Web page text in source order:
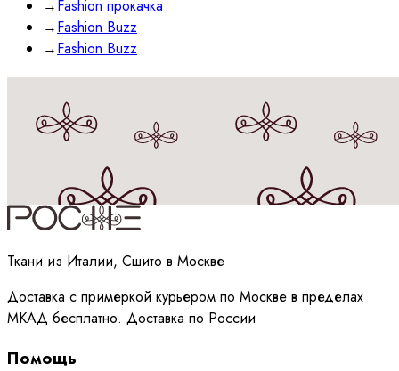
→ Fashion прокачка
→Fashion Buzz
→Fashion Buzz
Принимаюполитикуобработки данных
Ткани из Италии, Сшито в Москве
Доставка с примеркой курьером по Москве в пределах
МКАД бесплатно. Доставка по России
Помощь